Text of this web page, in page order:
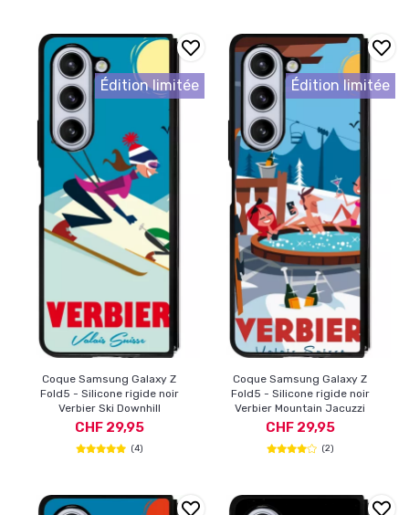
Coque Samsung Galaxy Z
Fold5 - Silicone rigide noir
Verbier Ski Downhill
CHF 29,95
(4)
Édition limitée
Coque Samsung Galaxy Z
Fold5 - Silicone rigide noir
Verbier Mountain Jacuzzi
CHF 29,95
(2)
Édition limitée